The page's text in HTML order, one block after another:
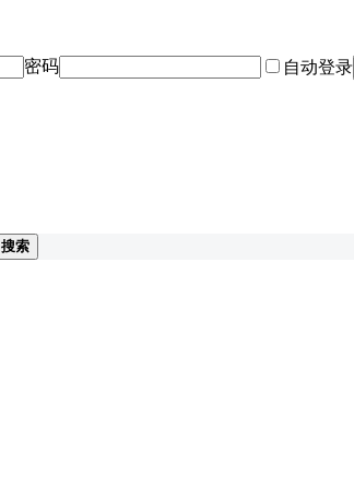
密码
自动登录
搜索